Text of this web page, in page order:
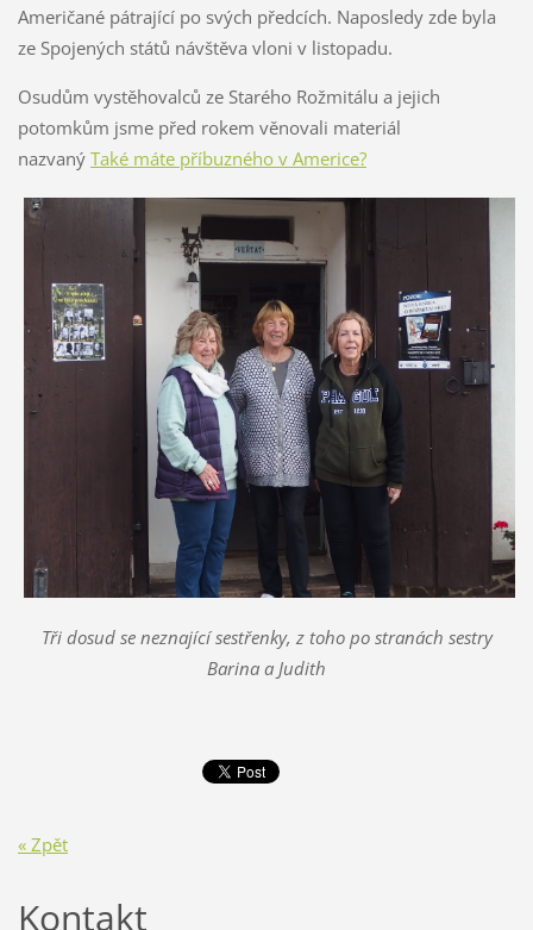
Američané pátrající po svých předcích. Naposledy zde byla
ze Spojených států návštěva vloni v listopadu.
Osudům vystěhovalců ze Starého Rožmitálu a jejich
potomkům jsme před rokem věnovali materiál
nazvaný Také máte příbuzného v Americe?
Tři dosud se neznající sestřenky, z toho po stranách sestry
Barina a Judith
« Zpět
Kontakt